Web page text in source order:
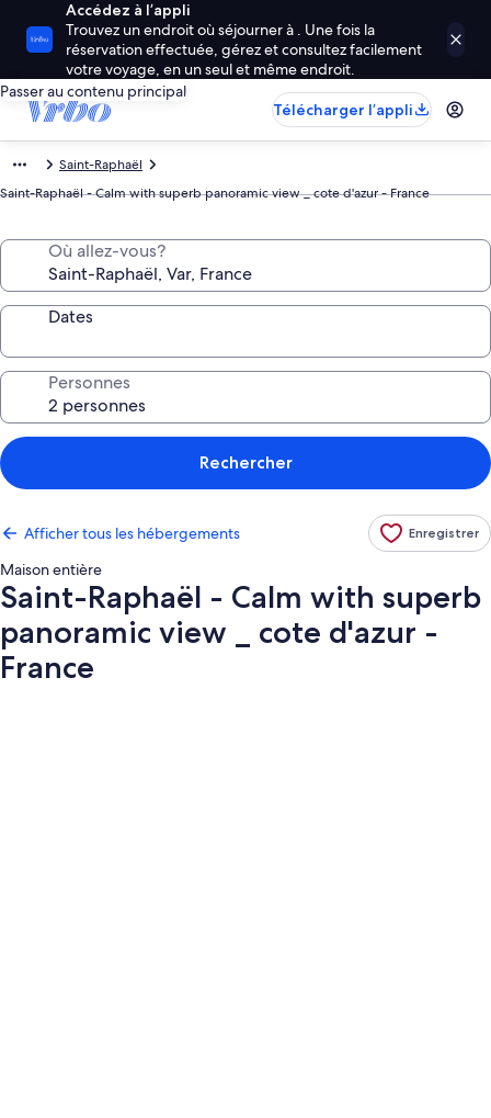
Accédez à l’appli
Trouvez un endroit où séjourner à . Une fois la
réservation effectuée, gérez et consultez facilement
votre voyage, en un seul et même endroit.
Passer au contenu principal
Télécharger l’appli
Saint-Raphaël
Saint-Raphaël - Calm with superb panoramic view _ cote d'azur - France
Où allez-vous?
Dates
Personnes
Rechercher
Afficher tous les hébergements Enregistrer
Maison entière
Saint-Raphaël - Calm with superb
panoramic view _ cote d'azur -
France